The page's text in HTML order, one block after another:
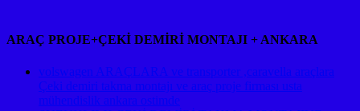
ARAÇ PROJE+ÇEKİ DEMİRİ MONTAJI + ANKARA
volswagen ARAÇLARA ve transporter ,caravella araçlara
Çeki demiri takma montajı ve araç proje firması usta
mühendislik ankara ostimde